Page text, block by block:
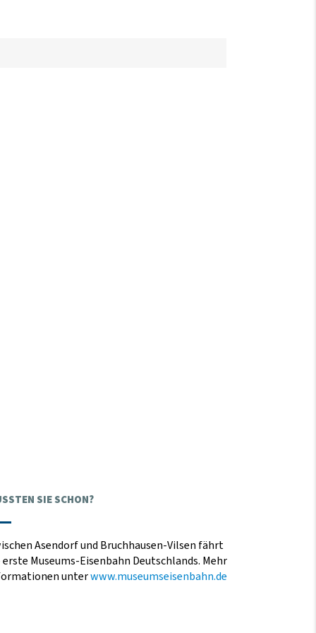
SIE SCHON?
Asendorf und Bruchhausen-Vilsen fährt
erste Museums-Eisenbahn Deutschlands. Mehr
unterwww.museumseisenbahn.de